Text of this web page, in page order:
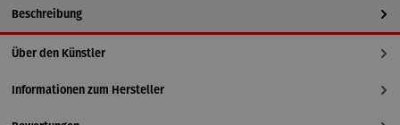
Beschreibung
Über den Künstler
Informationen zum Hersteller